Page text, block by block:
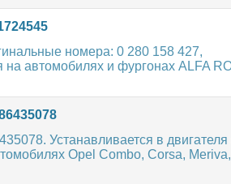
номера: 0 280 158 427,
автомобилях и фургонах ALFA
Устанавливается в двигателя
Opel Combo, Corsa,